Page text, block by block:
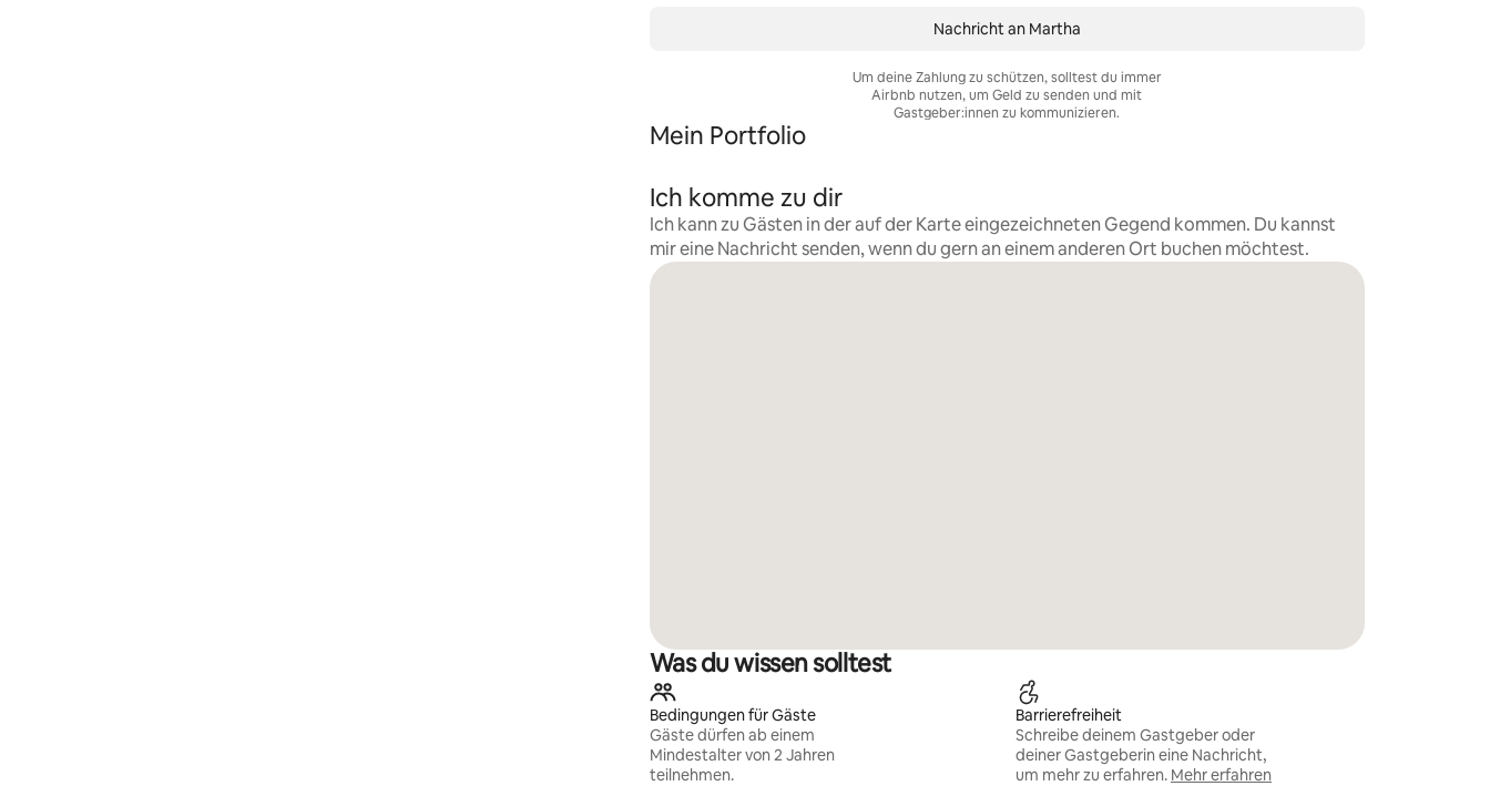
Nachricht an Martha
Um deine Zahlung zu schützen, solltest du immer
Airbnb nutzen, um Geld zu senden und mit
Gastgeber:innen zu kommunizieren.
Mein Portfolio
Ich komme zu dir
Ich kann zu Gästen in der auf der Karte eingezeichneten Gegend kommen. Du kannst
mir eine Nachricht senden, wenn du gern an einem anderen Ort buchen möchtest.
Was du wissen solltest
Bedingungen für Gäste
Gäste dürfen ab einem
Mindestalter von 2 Jahren
teilnehmen.
Barrierefreiheit
Schreibe deinem Gastgeber oder
deiner Gastgeberin eine Nachricht,
um mehr zu erfahren. Mehr erfahren